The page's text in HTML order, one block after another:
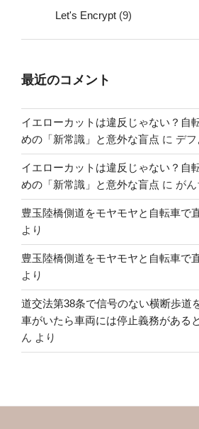
Let's Encrypt (9)
最近のコメント
イエローカットは違反じゃない？自
めの「新常識」と意外な盲点 に デ
イエローカットは違反じゃない？自
めの「新常識」と意外な盲点 に が
豊玉陸橋側道をモヤモヤと自転車で
より
豊玉陸橋側道をモヤモヤと自転車で
より
道交法第38条で信号のない横断歩道
車がいたら車両には停止義務がある
ん より